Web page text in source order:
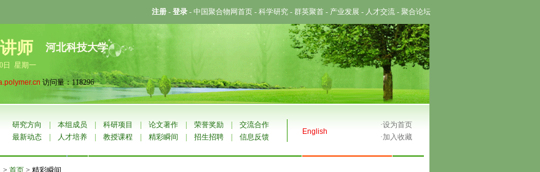
注册 - 登录 - 中国聚合物网首页 - 科学研究 - 群英聚首 - 产业发展 - 人才交流 - 聚合论坛
师 河北科技大学
日 星期一
访问量：118296
研究方向 本组成员 科研项目 论文著作 荣誉奖励 交流合作
English
·设为首页
最新动态 人才培养 教授课程 精彩瞬间 招生招聘 信息反馈 ·加入收藏
> 首页 > 精彩瞬间